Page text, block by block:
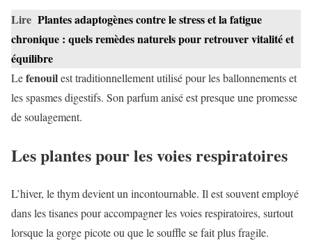
Lire Plantes adaptogènes contre le stress et la fatigue
chronique : quels remèdes naturels pour retrouver vitalité et
équilibre
Lefenouilest traditionnellement utilisé pour les ballonnements et
les spasmes digestifs. Son parfum anisé est presque une promesse
de soulagement.
Les plantes pour les voies respiratoires
L’hiver, le thym devient un incontournable. Il est souvent employé
dans les tisanes pour accompagner les voies respiratoires, surtout
lorsque la gorge picote ou que le souffle se fait plus fragile.